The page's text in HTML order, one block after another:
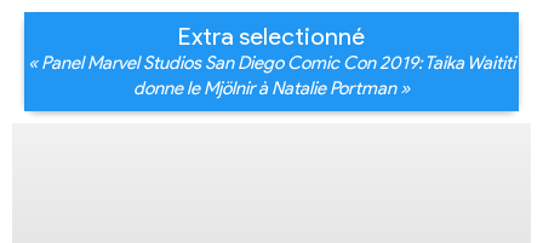
Extra selectionné
« Panel Marvel Studios San Diego Comic Con 2019: Taika Waititi
donne le Mjölnir à Natalie Portman »